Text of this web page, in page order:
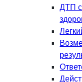
ДТП с